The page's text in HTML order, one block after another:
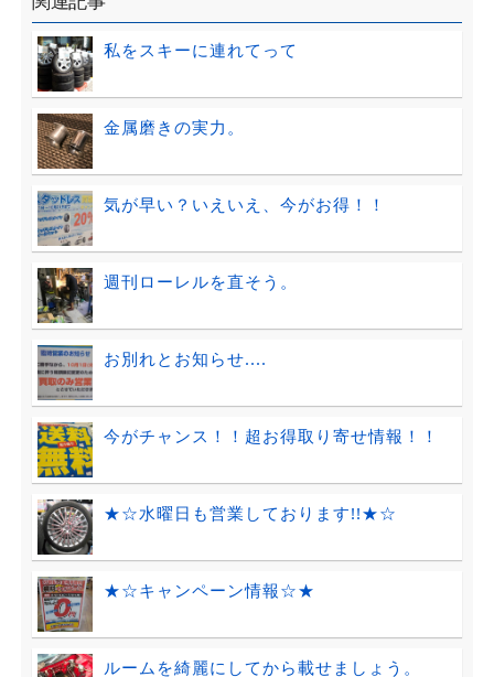
私をスキーに連れてって
金属磨きの実力。
気が早い？いえいえ、今がお得！！
週刊ローレルを直そう。
お別れとお知らせ....
今がチャンス！！超お得取り寄せ情報！！
★☆水曜日も営業しております!!★☆
★☆キャンペーン情報☆★
ルームを綺麗にしてから載せましょう。